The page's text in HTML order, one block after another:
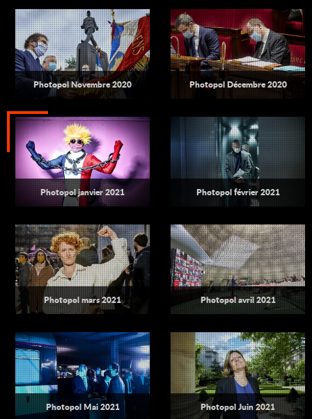
Photopol Novembre 2020 Photopol Décembre 2020
Photopol janvier 2021 Photopol février 2021
Photopol mars 2021 Photopol avril 2021
Photopol Mai 2021 Photopol Juin 2021